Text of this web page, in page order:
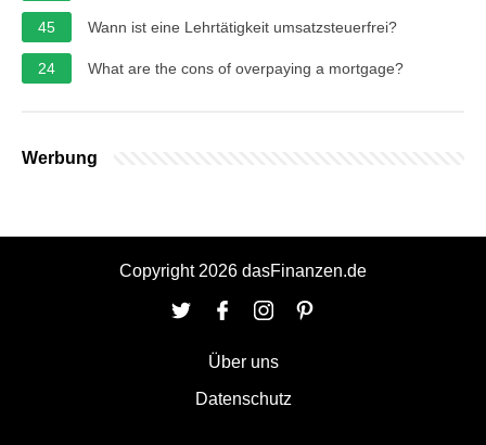
45 Wann ist eine Lehrtätigkeit umsatzsteuerfrei?
24 What are the cons of overpaying a mortgage?
Werbung
Copyright 2026 dasFinanzen.de
Über uns
Datenschutz